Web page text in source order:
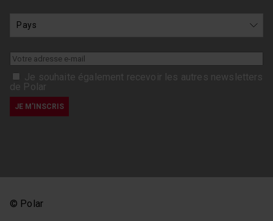
Je souhaite également recevoir les autres newsletters
de Polar
© Polar